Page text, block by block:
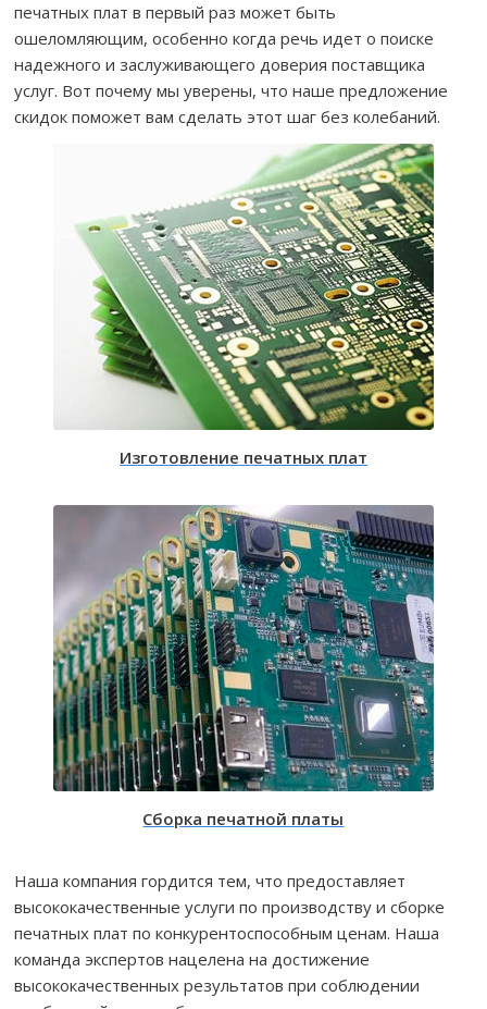
печатных плат в первый раз может быть
ошеломляющим, особенно когда речь идет о поиске
надежного и заслуживающего доверия поставщика
услуг. Вот почему мы уверены, что наше предложение
скидок поможет вам сделать этот шаг без колебаний.
Изготовление печатных плат
Сборка печатной платы
Наша компания гордится тем, что предоставляет
высококачественные услуги по производству и сборке
печатных плат по конкурентоспособным ценам. Наша
команда экспертов нацелена на достижение
высококачественных результатов при соблюдении